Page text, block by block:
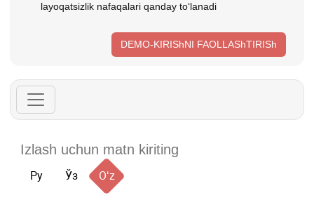
layoqatsizlik nafaqalari qanday toʻlanadi
DEMO-KIRIShNI FAOLLAShTIRISh
Ру Ўз Oʻz